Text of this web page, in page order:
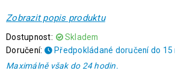
Zobrazit popis produktu
Dostupnost:
Skladem
Doručení:
Předpokládané doručení do 15
Maximálně však do 24 hodin.